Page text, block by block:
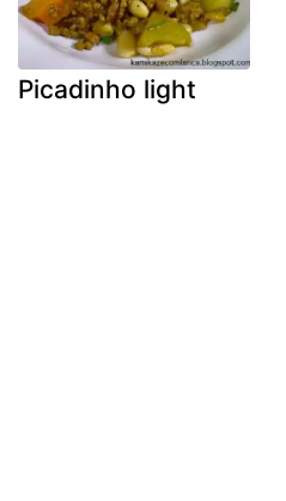
Picadinho light